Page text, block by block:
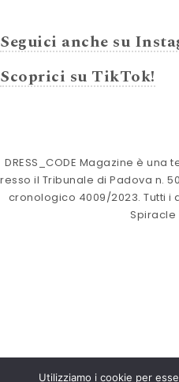
Seguici anche su
Scoprici su TikTok!
DRESS_CODE Magazine è
il Tribunale di Padova n.
cronologico 4009/2023. Tutti i
Spiracle
Utilizziamo i cookie per